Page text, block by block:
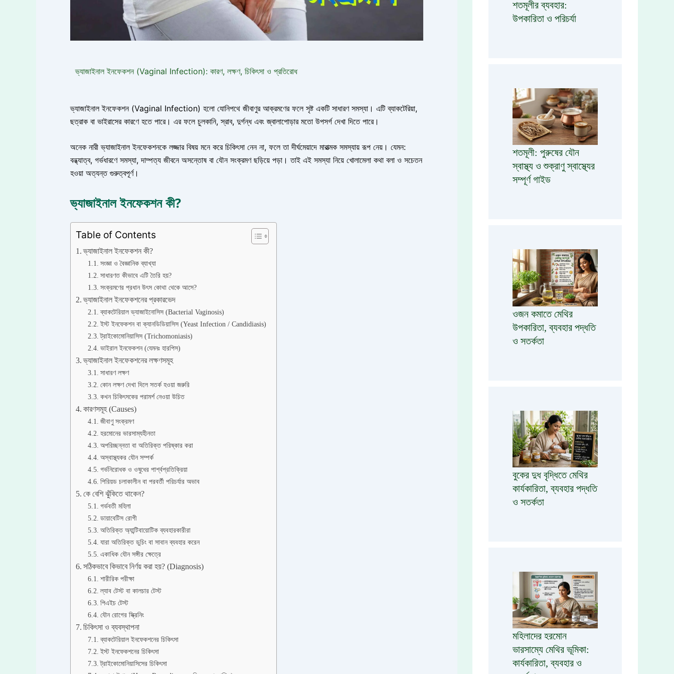
ভ্যাজাইনাল ইনফেকশন (Vaginal Infection): কারণ, লক্ষণ, চিকিৎসা ও প্রতিরোধ
ভ্যাজাইনাল ইনফেকশন (Vaginal Infection) হলো যোনিপথে জীবাণুর আক্রমণের ফলে সৃষ্ট একটি সাধারণ সমস্যা। এটি ব্যাকটেরিয়া,
ছত্রাক বা ভাইরাসের কারণে হতে পারে। এর ফলে চুলকানি, স্রাব, দুর্গন্ধ এবং জ্বালাপোড়ার মতো উপসর্গ দেখা দিতে পারে।
অনেক নারী ভ্যাজাইনাল ইনফেকশনকে লজ্জার বিষয় মনে করে চিকিৎসা নেন না, ফলে তা দীর্ঘমেয়াদে মারাত্মক সমস্যায় রূপ নেয়। যেমন:
বন্ধ্যাত্ব, গর্ভধারণে সমস্যা, দাম্পত্য জীবনে অসন্তোষ বা যৌন সংক্রমণ ছড়িয়ে পড়া। তাই এই সমস্যা নিয়ে খোলামেলা কথা বলা ও সচেতন
হওয়া অত্যন্ত গুরুত্বপূর্ণ।
ভ্যাজাইনাল ইনফেকশন কী?
Table of Contents
ভ্যাজাইনাল ইনফেকশন কী?
সংজ্ঞা ও বৈজ্ঞানিক ব্যাখ্যা
সাধারণত কীভাবে এটি তৈরি হয়?
সংক্রমণের প্রধান উৎস কোথা থেকে আসে?
ভ্যাজাইনাল ইনফেকশনের প্রকারভেদ
ব্যাকটেরিয়াল ভ্যাজাইনোসিস (Bacterial Vaginosis)
ইস্ট ইনফেকশন বা ক্যানডিডিয়াসিস (Yeast Infection / Candidiasis)
ট্রাইকোমোনিয়াসিস (Trichomoniasis)
ভাইরাল ইনফেকশন (যেমনঃ হারপিস)
ভ্যাজাইনাল ইনফেকশনের লক্ষণসমূহ
সাধারণ লক্ষণ
কোন লক্ষণ দেখা দিলে সতর্ক হওয়া জরুরি
কখন চিকিৎসকের পরামর্শ নেওয়া উচিত
কারণসমূহ (Causes)
জীবাণু সংক্রমণ
হরমোনের ভারসাম্যহীনতা
অপরিচ্ছন্নতা বা অতিরিক্ত পরিষ্কার করা
অস্বাস্থ্যকর যৌন সম্পর্ক
গর্ভনিরোধক ও ওষুধের পার্শ্বপ্রতিক্রিয়া
পিরিয়ড চলাকালীন বা পরবর্তী পরিচর্যার অভাব
কে বেশি ঝুঁকিতে থাকেন?
গর্ভবতী মহিলা
ডায়াবেটিস রোগী
অতিরিক্ত অ্যান্টিবায়োটিক ব্যবহারকারীরা
যারা অতিরিক্ত ডুচিং বা সাবান ব্যবহার করেন
একাধিক যৌন সঙ্গীর ক্ষেত্রে
সঠিকভাবে কিভাবে নির্ণয় করা হয়? (Diagnosis)
শারীরিক পরীক্ষা
ল্যাব টেস্ট বা কালচার টেস্ট
পিএইচ টেস্ট
যৌন রোগের স্ক্রিনিং
চিকিৎসা ও ব্যবস্থাপনা
ব্যাকটেরিয়াল ইনফেকশনের চিকিৎসা
ইস্ট ইনফেকশনের চিকিৎসা
ট্রাইকোমোনিয়াসিসের চিকিৎসা
শতমূলীর ব্যবহার:
উপকারিতা ও পরিচর্যা
শতমূলী: পুরুষের যৌন
স্বাস্থ্য ও শুক্রাণু স্বাস্থ্যের
সম্পূর্ণ গাইড
ওজন কমাতে মেথির
উপকারিতা, ব্যবহার পদ্ধতি
ও সতর্কতা
বুকের দুধ বৃদ্ধিতে মেথির
কার্যকারিতা, ব্যবহার পদ্ধতি
ও সতর্কতা
মহিলাদের হরমোন
ভারসাম্যে মেথির ভূমিকা:
কার্যকারিতা, ব্যবহার ও